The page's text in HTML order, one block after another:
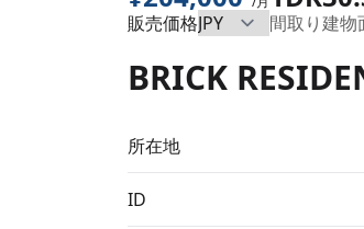
販売価格 間取り建物
BRICK
所在地
ID